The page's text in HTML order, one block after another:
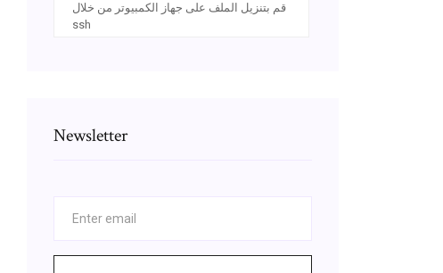
قم بتنزيل الملف على جهاز الكمبيوتر من خلال
ssh
Newsletter